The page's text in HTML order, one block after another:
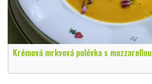
Krémová mrkvová polévka s mozzarellou